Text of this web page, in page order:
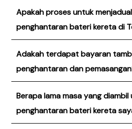
Apakah proses untuk
penghantaran bateri kereta di
Adakah terdapat bayaran
penghantaran dan
Berapa lama masa yang diambil
penghantaran bateri kereta